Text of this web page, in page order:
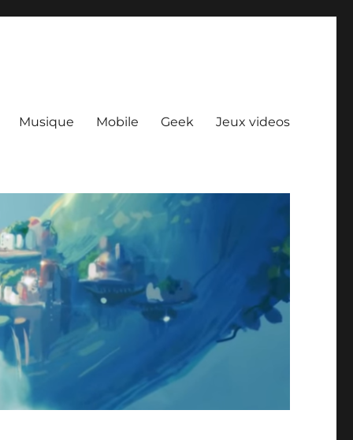
Musique Mobile Geek Jeux videos